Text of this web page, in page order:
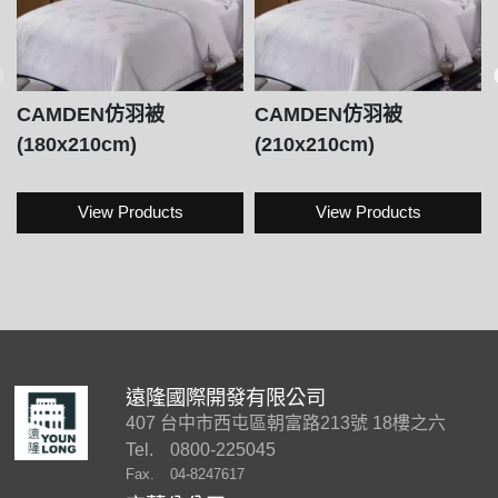
CAMDEN仿羽被
(180x210cm)
View Products
CAMDEN仿羽被
(210x210cm)
View Products
遠隆國際開發有限公司
407 台中市西屯區朝富路213號 18樓之六
Tel.
0800-225045
Fax. 04-8247617